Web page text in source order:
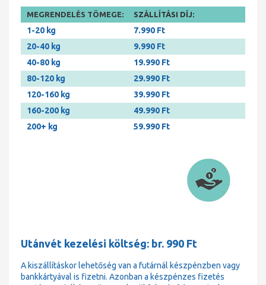
MEGRENDELÉS TÖMEGE: SZÁLLÍTÁSI DÍJ:
1-20 kg
7.990 Ft
20-40 kg
9.990 Ft
40-80 kg
19.990 Ft
80-120 kg
29.990 Ft
120-160 kg
39.990 Ft
160-200 kg
49.990 Ft
200+ kg
59.990 Ft
Utánvét kezelési költség: br. 990 Ft
A kiszállításkor lehetőség van a futárnál készpénzben vagy
bankkártyával is fizetni. Azonban a készpénzes fizetés